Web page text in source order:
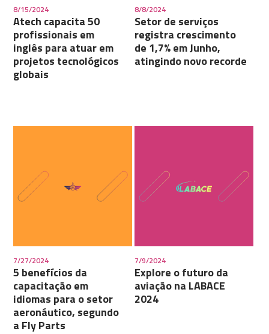
8/15/2024
Atech capacita 50
profissionais em
inglês para atuar em
projetos tecnológicos
globais
8/8/2024
Setor de serviços
registra crescimento
de 1,7% em Junho,
atingindo novo recorde
7/27/2024
5 benefícios da
capacitação em
idiomas para o setor
aeronáutico, segundo
a Fly Parts
7/9/2024
Explore o futuro da
aviação na LABACE
2024